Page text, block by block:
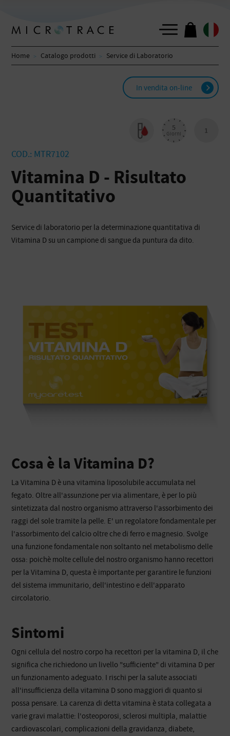
Home Catalogo prodotti Service di Laboratorio
COD.: MTR7102
Vitamina D - Risultato
Quantitativo
Service di laboratorio per la determinazione quantitativa di
Vitamina D su un campione di sangue da puntura da dito.
In vendita on-line
5
Giorni 1
Cosa è la Vitamina D?
La Vitamina D è una vitamina liposolubile accumulata nel
fegato. Oltre all'assunzione per via alimentare, è per lo più
sintetizzata dal nostro organismo attraverso l'assorbimento dei
raggi del sole tramite la pelle. E' un regolatore fondamentale per
l'assorbimento del calcio oltre che di ferro e magnesio. Svolge
una funzione fondamentale non soltanto nel metabolismo delle
ossa: poichè molte cellule del nostro organismo hanno recettori
per la Vitamina D, questa è importante per garantire le funzioni
del sistema immunitario, dell'intestino e dell'apparato
circolatorio.
Sintomi
Ogni cellula del nostro corpo ha recettori per la vitamina D, il che
significa che richiedono un livello "sufficiente" di vitamina D per
un funzionamento adeguato. I rischi per la salute associati
all'insufficienza della vitamina D sono maggiori di quanto si
possa pensare. La carenza di detta vitamina è stata collegata a
varie gravi malattie: l'osteoporosi, sclerosi multipla, malattie
cardiovascolari, complicazioni della gravidanza, diabete,